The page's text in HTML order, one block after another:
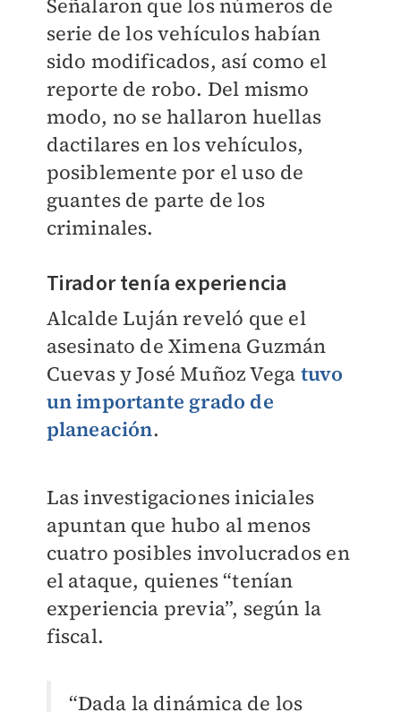
Señalaron que losnúmeros de
serie de los vehículos habían
sido modificados, así como el
reporte de robo. Del mismo
modo, no se hallaron huellas
dactilares en los vehículos,
posiblemente por el uso de
guantes de parte de los
criminales.
Tirador tenía experiencia
Alcalde Luján reveló que el
asesinato de Ximena Guzmán
Cuevas y José Muñoz Vega tuvo
un importante grado de
planeación.
Las investigaciones iniciales
apuntan que hubo al menos
cuatro posibles involucrados en
el ataque, quienes “tenían
experiencia previa”, según la
fiscal.
“Dada la dinámica de los